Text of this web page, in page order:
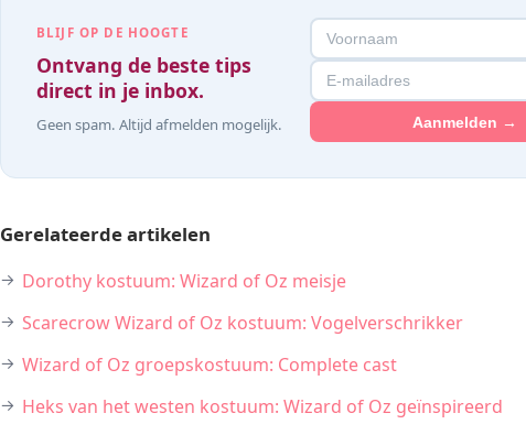
BLIJF OP DE HOOGTE
Ontvang de beste tips
direct in je inbox.
Geen spam. Altijd afmelden mogelijk. Aanmelden →
Gerelateerde artikelen
Dorothy kostuum: Wizard of Oz meisje
Scarecrow Wizard of Oz kostuum: Vogelverschrikker
Wizard of Oz groepskostuum: Complete cast
Heks van het westen kostuum: Wizard of Oz geïnspireerd